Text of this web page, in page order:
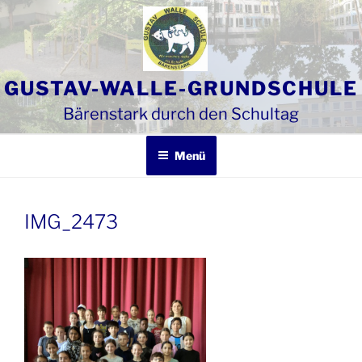
Zum
Inhalt
springen
GUSTAV-WALLE-GRUNDSCHULE
Bärenstark durch den Schultag
Menü
IMG_2473